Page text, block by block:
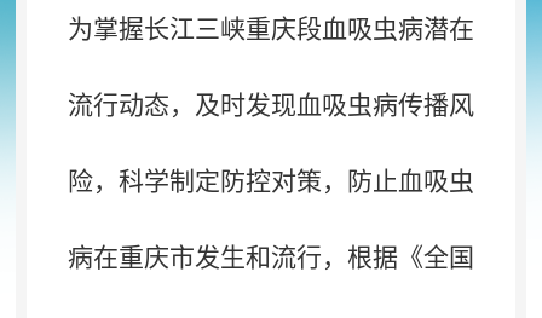
为掌握长江三峡重庆段血吸虫病潜在
流行动态，及时发现血吸虫病传播风
险，科学制定防控对策，防止血吸虫
病在重庆市发生和流行，根据《全国